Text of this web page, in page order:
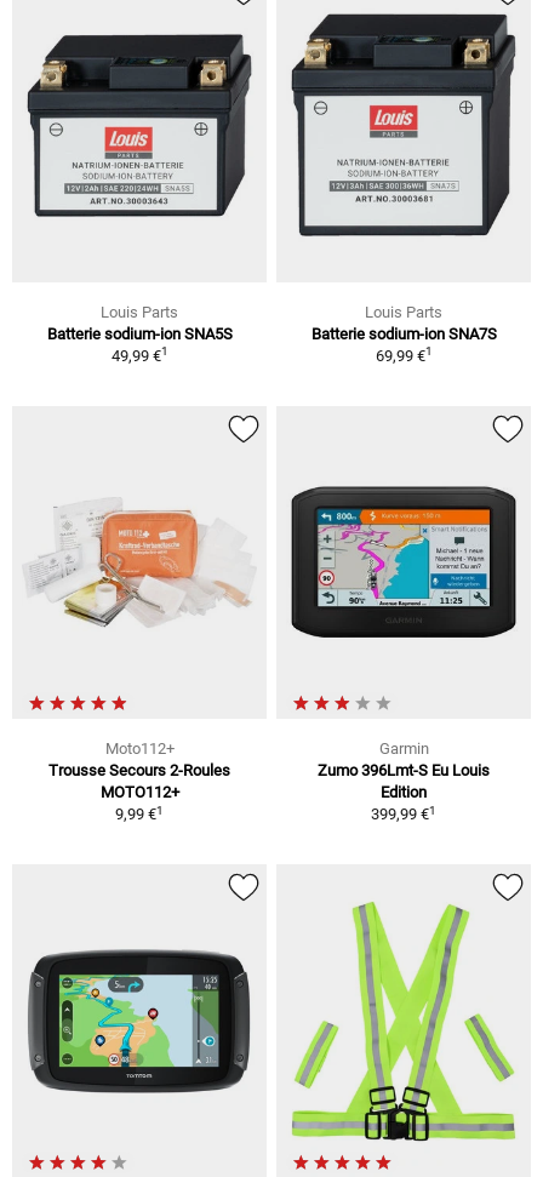
Louis Parts
Batterie sodium-ion SNA5S
49,99 €1
Louis Parts
Batterie sodium-ion SNA7S
69,99 €1
Moto112+
Trousse Secours 2-Roules
MOTO112+
9,99 €1
Garmin
Zumo 396Lmt-S Eu Louis
Edition
399,99 €1